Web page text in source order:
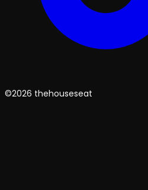
©2026 thehouseseat